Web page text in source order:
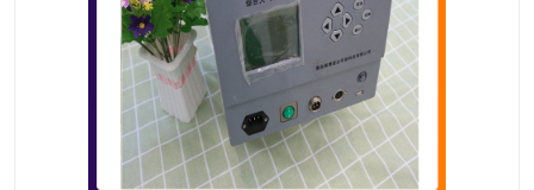
便携式水质采样器 LB-7035油气回收
便携式超声波明渠流量计 大气环境采样器
LB-4200高锰酸盐指数仪 LB-62便携式烟气分析仪